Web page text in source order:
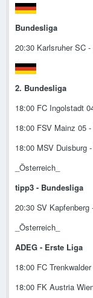
Bundesliga
20:30 Karlsruher SC
2. Bundesliga
18:00 FC Ingolstadt
18:00 FSV Mainz 05
18:00 MSV Duisburg
_Österreich_
tipp3 - Bundesliga
20:30 SV
_Österreich_
ADEG - Erste Liga
18:00 FC
18:00 FK Austria